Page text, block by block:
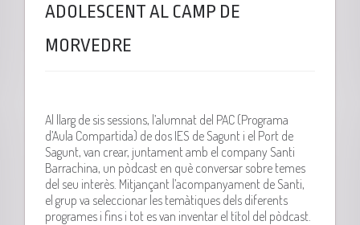
ADOLESCENT AL CAMP DE
MORVEDRE
Al llarg de sis sessions, l’alumnat del PAC (Programa
d’Aula Compartida) de dos IES de Sagunt i el Port de
Sagunt, van crear, juntament amb el company Santi
Barrachina, un pòdcast en què conversar sobre temes
del seu interès. Mitjançant l’acompanyament de Santi,
el grup va seleccionar les temàtiques dels diferents
programes i fins i tot es van inventar el títol del pòdcast.